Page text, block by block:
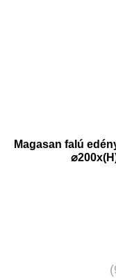
Magasan falú
(